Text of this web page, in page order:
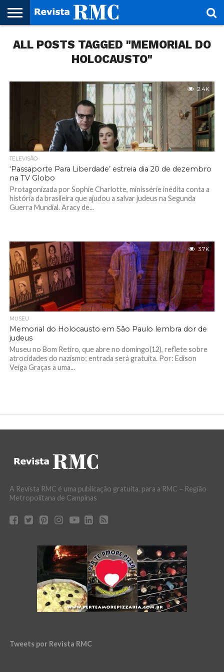
REVISTA
RMC
PROJETO
CULTURAL
RMC – 20
CIDADES
ARTE &
CULTURA
NOTÍCIAS
CORPORATIVAS
EDIÇÕES
ANTERIORES
PARCEIROS
FAÇA
O
FALE
CONOSCO
ALL POSTS TAGGED "MEMORIAL DO
HOLOCAUSTO"
2.4K
TELEVISÃO
‘Passaporte Para Liberdade’ estreia dia 20 de dezembro
na TV Globo
Protagonizada por Sophie Charlotte, minissérie inédita conta a
história da brasileira que ajudou a salvar judeus na Segunda
Guerra Mundial. Aracy de...
3.7K
MUSEU
Memorial do Holocausto em São Paulo lembra dor de
judeus
Museu no Bom Retiro, que abre no domingo(12), reflete sobre
atrocidades do nazismo; entrada será gratuita. Por: Edison
Veiga Graças a uma...
A Revista RMC é uma publicação gratuita, para a RMC – Região
Metropolitana de Campinas
Tweets por Revista RMC